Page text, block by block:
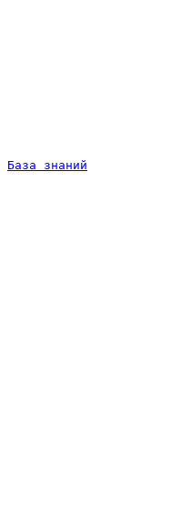
База знаний